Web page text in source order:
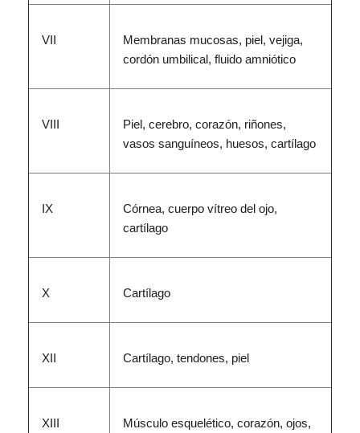
VII
Membranas mucosas, piel, vejiga,
cordón umbilical, fluido amniótico
VIII
Piel, cerebro, corazón, riñones,
vasos sanguíneos, huesos, cartílago
IX
Córnea, cuerpo vítreo del ojo,
cartílago
X Cartílago
XII Cartílago, tendones, piel
XIII
Músculo esquelético, corazón, ojos,